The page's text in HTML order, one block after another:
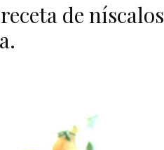
de níscalos